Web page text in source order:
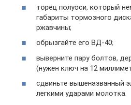
торец полуоси, который
габариты тормозного
ржавчины;
обрызгайте его ВД-40;
выверните пару болтов,
(нужен ключ на 12
сдвиньте вышеназванный
легкими ударами молотка.